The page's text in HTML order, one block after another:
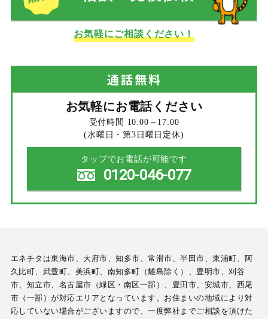
お気軽にご相談ください！
通話無料
お気軽にお電話ください
受付時間 10:00～17:00
(水曜日・第3日曜日定休)
タップでお電話が可能です
0120-046-077
エネチタは東海市、大府市、知多市、常滑市、半田市、東浦町、阿
久比町、武豊町、美浜町、南知多町（離島除く）、豊明市、刈谷
市、知立市、名古屋市（緑区・南区一部）、豊田市、安城市、西尾
市（一部）が対応エリアとなっています。お住まいの地域により対
応していない場合がございますので、一度弊社までご相談を頂けた